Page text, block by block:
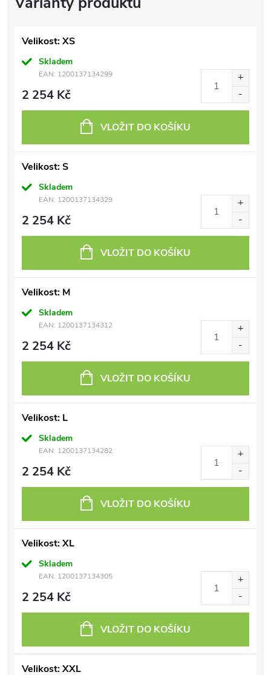
Velikost: XS
Skladem
EAN: 1200137134299
2 254 Kč
VLOŽIT DO KOŠÍKU
Velikost: S
Skladem
EAN: 1200137134329
2 254 Kč
VLOŽIT DO KOŠÍKU
Velikost: M
Skladem
EAN: 1200137134312
2 254 Kč
VLOŽIT DO KOŠÍKU
Velikost: L
Skladem
EAN: 1200137134282
2 254 Kč
VLOŽIT DO KOŠÍKU
Velikost: XL
Skladem
EAN: 1200137134305
2 254 Kč
VLOŽIT DO KOŠÍKU
Velikost: XXL